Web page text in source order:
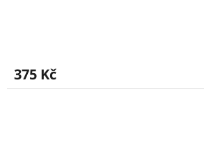
375 Kč